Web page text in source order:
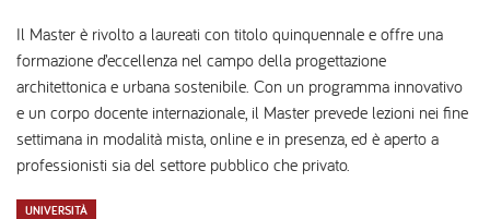
Il Master è rivolto a laureati con titolo quinquennale e offre una
formazione d’eccellenza nel campo della progettazione
architettonica e urbana sostenibile. Con un programma innovativo
e un corpo docente internazionale, il Master prevede lezioni nei fine
settimana in modalità mista, online e in presenza, ed è aperto a
professionisti sia del settore pubblico che privato.
UNIVERSITÀ